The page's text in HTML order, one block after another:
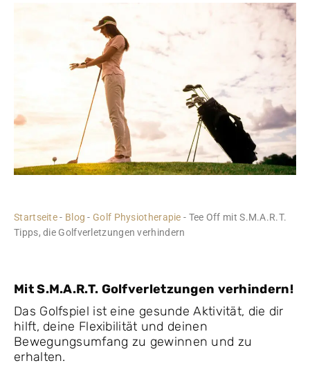
Startseite- Blog - Golf Physiotherapie - Tee Off mit S.M.A.R.T.
Tipps, die Golfverletzungen verhindern
Mit S.M.A.R.T. Golfverletzungen verhindern!
Das Golfspiel ist eine gesunde Aktivität, die dir
hilft, deine Flexibilität und deinen
Bewegungsumfang zu gewinnen und zu
erhalten.